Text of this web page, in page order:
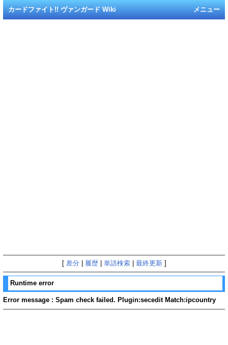
メニュー
カードファイト!! ヴァンガード Wiki
[ 差分 履歴| 単語検索| 最終更新]
Runtime error
Error message : Spam check failed. Plugin:secedit Match:ipcountry